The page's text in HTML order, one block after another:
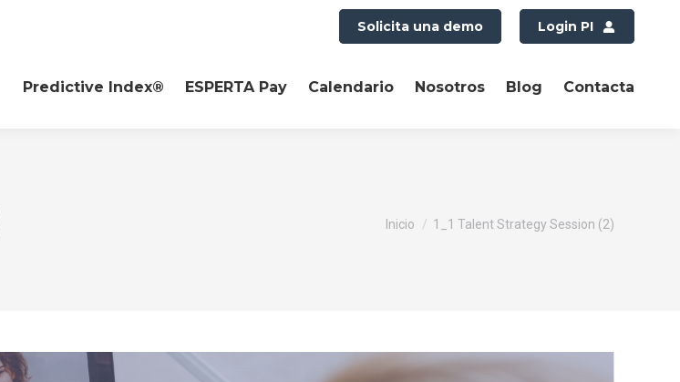
Solicita una demo Login PI
Predictive Index® ESPERTA Pay Calendario Nosotros Blog Contacta
Estás aquí:
Inicio 1_1 Talent Strategy Session (2)